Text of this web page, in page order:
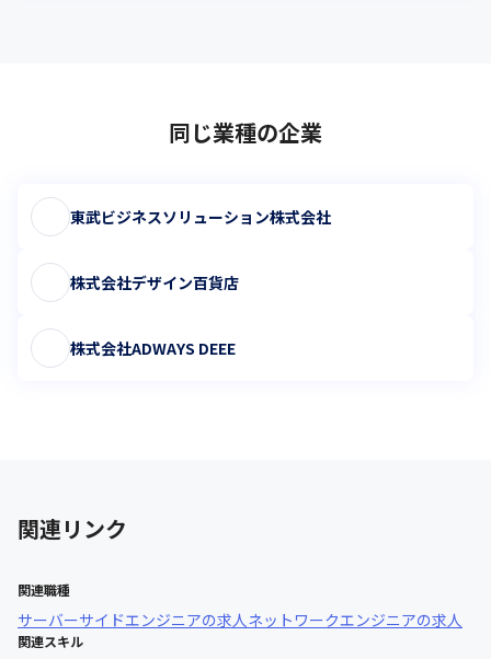
同じ業種の企業
東武ビジネスソリューション株式会社
株式会社デザイン百貨店
株式会社ADWAYS DEEE
関連リンク
関連職種
サーバーサイドエンジニアの求人ネットワークエンジニアの求人
関連スキル